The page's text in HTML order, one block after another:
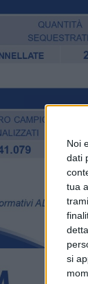
Noi
dati
tua
si